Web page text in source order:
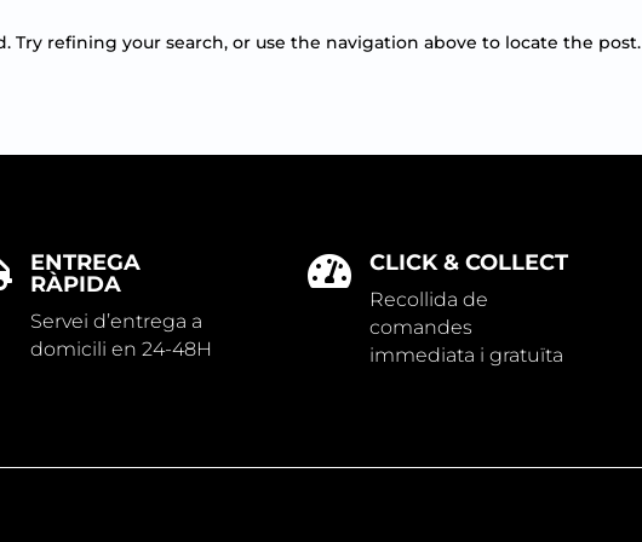
Try refining your search, or use the navigation above to locate the post.
ENTREGA
RÀPIDA
Servei d’entrega a
domicili en 24-48H
 CLICK & COLLECT
Recollida de
comandes
immediata i gratuïta